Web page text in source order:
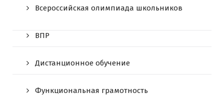
Всероссийская олимпиада школьников
ВПР
Дистанционное обучение
Функциональная грамотность